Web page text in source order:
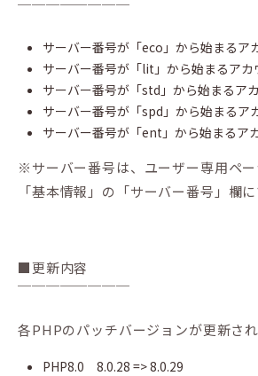
￣￣￣￣￣￣￣￣
サーバー番号が「eco」から始まるア
サーバー番号が「lit」から始まるアカ
サーバー番号が「std」から始まるア
サーバー番号が「spd」から始まるア
サーバー番号が「ent」から始まるア
※サーバー番号は、ユーザー専用ペ
「基本情報」の「サーバー番号」欄
■更新内容
￣￣￣￣￣￣￣￣
各PHPのパッチバージョンが更新さ
PHP8.0 8.0.28 => 8.0.29